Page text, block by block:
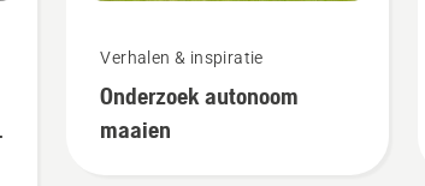
Verhalen & inspiratie
Onderzoek autonoom
maaien